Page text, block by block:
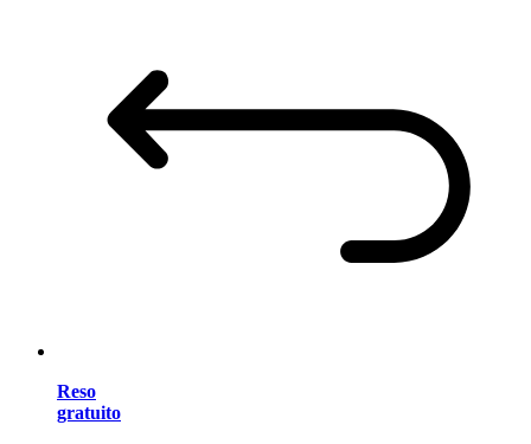
Reso
gratuito